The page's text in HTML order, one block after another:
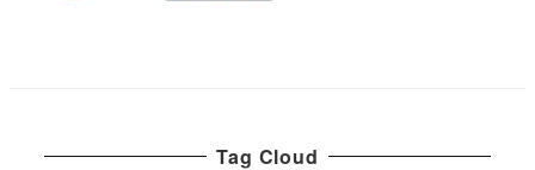
Tag Cloud